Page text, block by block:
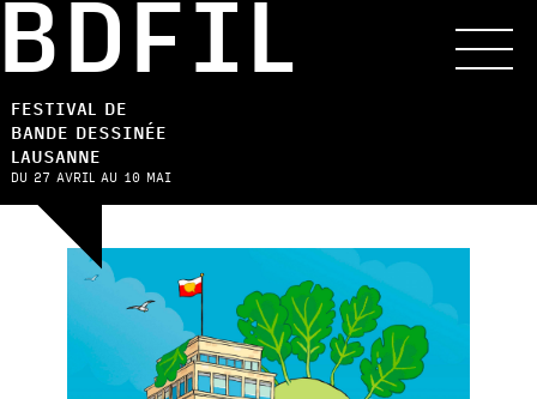
FESTIVAL DE
BANDE DESSINÉE
LAUSANNE
DU 27 AVRIL AU 10 MAI